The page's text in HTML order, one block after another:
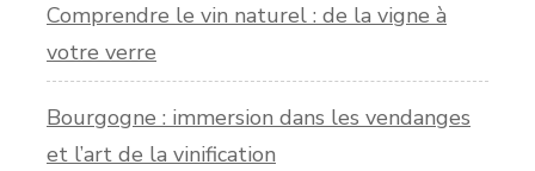
Comprendre le vin naturel : de la vigne à
votre verre
Bourgogne : immersion dans les vendanges
et l’art de la vinification